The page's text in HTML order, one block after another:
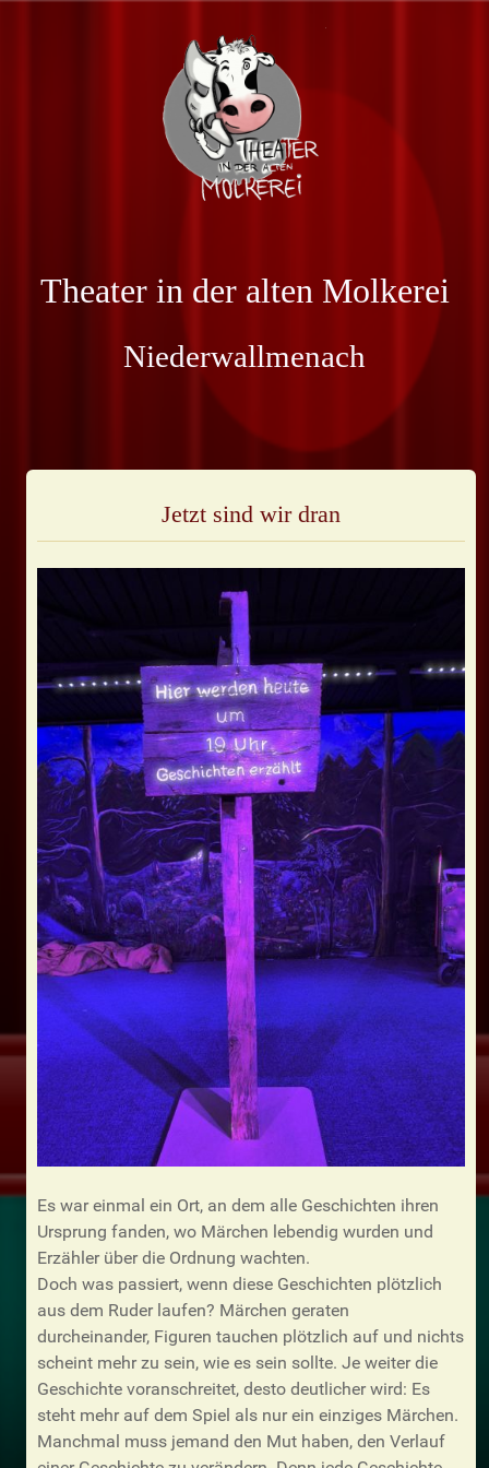
Theater in der alten Molkerei
Niederwallmenach
Jetzt sind wir dran
Es war einmal ein Ort, an dem alle Geschichten ihren
Ursprung fanden, wo Märchen lebendig wurden und
Erzähler über die Ordnung wachten.
Doch was passiert, wenn diese Geschichten plötzlich
aus dem Ruder laufen? Märchen geraten
durcheinander, Figuren tauchen plötzlich auf und nichts
scheint mehr zu sein, wie es sein sollte. Je weiter die
Geschichte voranschreitet, desto deutlicher wird: Es
steht mehr auf dem Spiel als nur ein einziges Märchen.
Manchmal muss jemand den Mut haben, den Verlauf